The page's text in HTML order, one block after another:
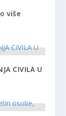
više
CIVILA U